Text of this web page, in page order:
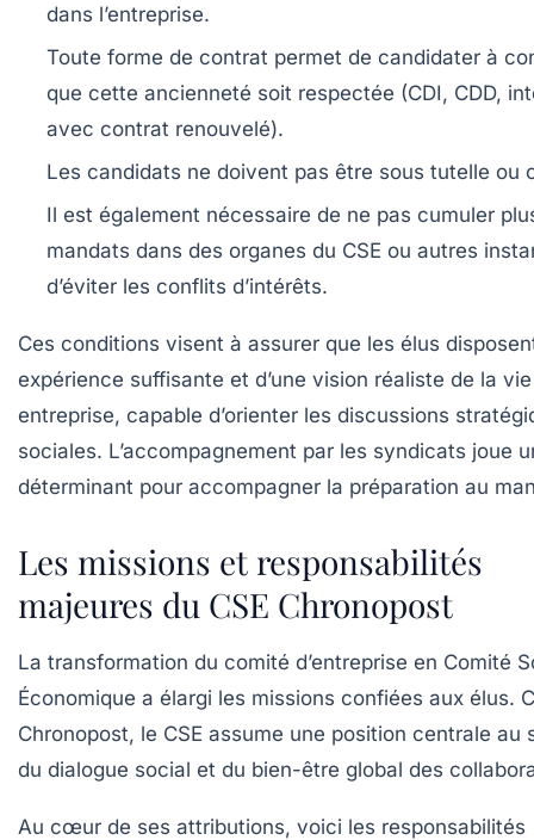
dans l’entreprise.
Toute forme de contrat permet de candidater à
que cette ancienneté soit respectée (CDI, CDD,
avec contrat renouvelé).
Les candidats ne doivent pas être sous tutelle ou
Il est également nécessaire de ne pas cumuler
mandats dans des organes du CSE ou autres
d’éviter les conflits d’intérêts.
Ces conditions visent à assurer que les élus
expérience suffisante et d’une vision réaliste de la
entreprise, capable d’orienter les discussions
sociales. L’accompagnement par les syndicats joue
déterminant pour accompagner la préparation au
Les missions et responsabilités
majeures du CSE Chronopost
La transformation du comité d’entreprise en Comité
Économique a élargi les missions confiées aux élus.
Chronopost, le CSE assume une position centrale au
du dialogue social et du bien-être global des
Au cœur de ses attributions, voici les responsabilités